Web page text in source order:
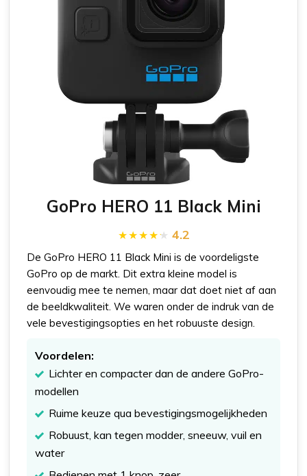
GoPro HERO 11 Black Mini
4.2
De GoPro HERO 11 Black Mini is de voordeligste
GoPro op de markt. Dit extra kleine model is
eenvoudig mee te nemen, maar dat doet niet af aan
de beeldkwaliteit. We waren onder de indruk van de
vele bevestigingsopties en het robuuste design.
Voordelen:
Lichter en compacter dan de andere GoPro-
modellen
Ruime keuze qua bevestigingsmogelijkheden
Robuust, kan tegen modder, sneeuw, vuil en
water